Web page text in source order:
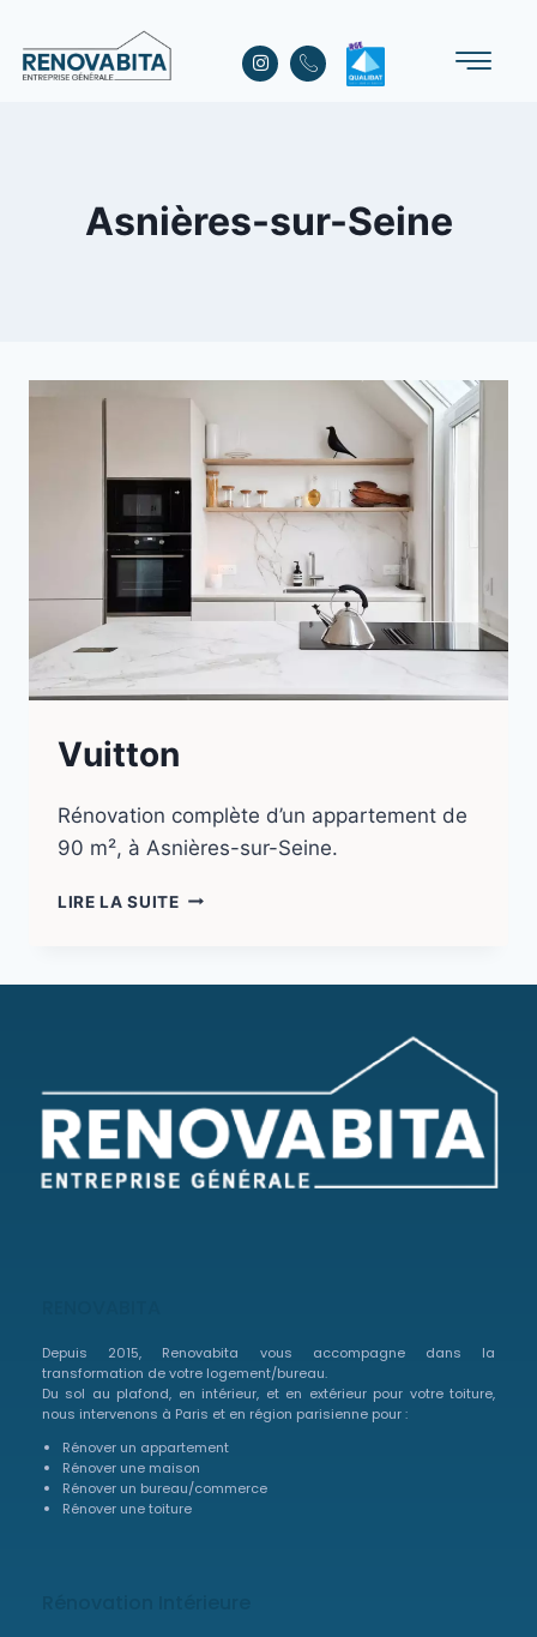
Asnières-sur-Seine
Vuitton
Rénovation complète d’un appartement de
90 m², à Asnières-sur-Seine.
LIRE LA SUITE
Depuis 2015, Renovabita vous accompagne dans la
transformation de votre logement/bureau.
Du sol au plafond, en intérieur, et en extérieur pour votre toiture,
nous intervenons à Paris et en région parisienne pour :
Rénover un appartement
Rénover une maison
Rénover un bureau/commerce
Rénover une toiture